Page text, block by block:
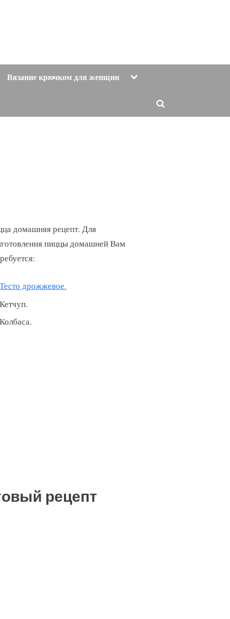
Вязание крючком для женщин Toggle
Toggle
домашняя рецепт. Для
пиццы домашней Вам
Тесто дрожжевое.
Кетчуп.
Колбаса.
рецепт